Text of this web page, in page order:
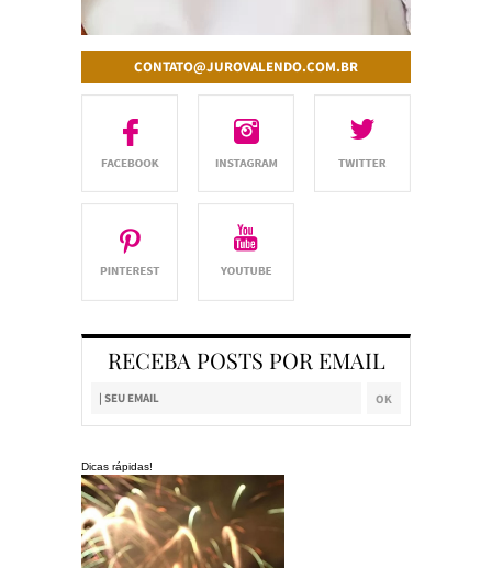
CONTATO@JUROVALENDO.COM.BR
RECEBA POSTS POR EMAIL
Dicas rápidas!